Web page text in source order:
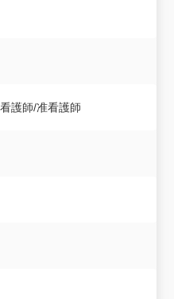
護師/准看護師